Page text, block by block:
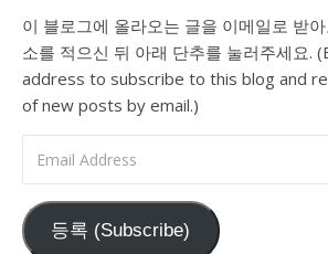
이 블로그에 올라오는 글을 이메일로 받
소를 적으신 뒤 아래 단추를 눌러주세요.
address to subscribe to this blog and
of new posts by email.)
등록 (Subscribe)